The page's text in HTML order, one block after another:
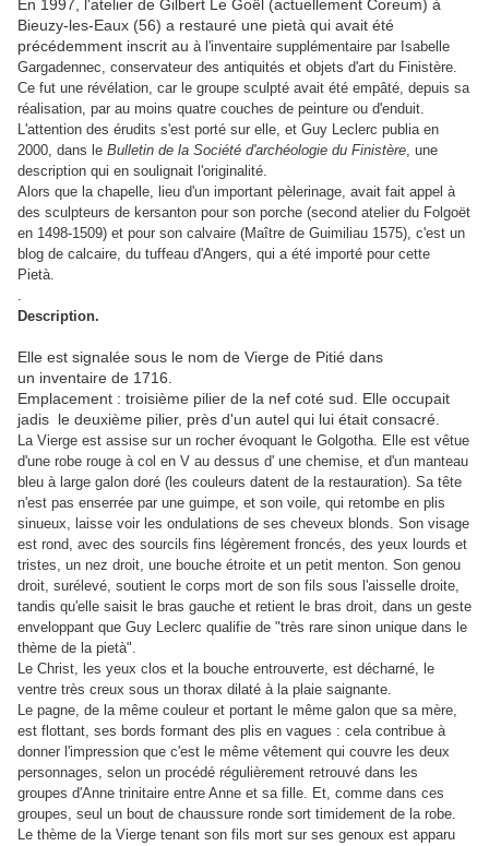
En 1997, l'atelier de Gilbert Le Goël (actuellement Coreum) à
Bieuzy-les-Eaux (56) a restauré une pietà qui avait été
précédemment inscrit au à l'inventaire supplémentaire par Isabelle
Gargadennec, conservateur des antiquités et objets d'art du Finistère.
Ce fut une révélation, car le groupe sculpté avait été empâté, depuis sa
réalisation, par au moins quatre couches de peinture ou d'enduit.
L'attention des érudits s'est porté sur elle, et Guy Leclerc publia en
2000, dans le Bulletin de la Société d'archéologie du Finistère, une
description qui en soulignait l'originalité.
Alors que la chapelle, lieu d'un important pèlerinage, avait fait appel à
des sculpteurs de kersanton pour son porche (second atelier du Folgoët
en 1498-1509) et pour son calvaire (Maître de Guimiliau 1575), c'est un
blog de calcaire, du tuffeau d'Angers, qui a été importé pour cette
Pietà.
.
Description.
Elle est signalée sous le nom de Vierge de Pitié dans
un inventaire de 1716.
Emplacement : troisième pilier de la nef coté sud. Elle occupait
jadis le deuxième pilier, près d'un autel qui lui était consacré.
La Vierge est assise sur un rocher évoquant le Golgotha. Elle est vêtue
d'une robe rouge à col en V au dessus d' une chemise, et d'un manteau
bleu à large galon doré (les couleurs datent de la restauration). Sa tête
n'est pas enserrée par une guimpe, et son voile, qui retombe en plis
sinueux, laisse voir les ondulations de ses cheveux blonds. Son visage
est rond, avec des sourcils fins légèrement froncés, des yeux lourds et
tristes, un nez droit, une bouche étroite et un petit menton. Son genou
droit, surélevé, soutient le corps mort de son fils sous l'aisselle droite,
tandis qu'elle saisit le bras gauche et retient le bras droit, dans un geste
enveloppant que Guy Leclerc qualifie de "très rare sinon unique dans le
thème de la pietà".
Le Christ, les yeux clos et la bouche entrouverte, est décharné, le
ventre très creux sous un thorax dilaté à la plaie saignante.
Le pagne, de la même couleur et portant le même galon que sa mère,
est flottant, ses bords formant des plis en vagues : cela contribue à
donner l'impression que c'est le même vêtement qui couvre les deux
personnages, selon un procédé régulièrement retrouvé dans les
groupes d'Anne trinitaire entre Anne et sa fille. Et, comme dans ces
groupes, seul un bout de chaussure ronde sort timidement de la robe.
Le thème de la Vierge tenant son fils mort sur ses genoux est apparu